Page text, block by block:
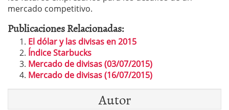
mercado competitivo.
Publicaciones Relacionadas:
El dólar y las divisas en 2015
Índice Starbucks
Mercado de divisas (03/07/2015)
Mercado de divisas (16/07/2015)
Autor